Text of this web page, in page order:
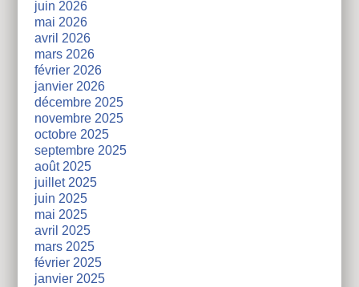
juin 2026
mai 2026
avril 2026
mars 2026
février 2026
janvier 2026
décembre 2025
novembre 2025
octobre 2025
septembre 2025
août 2025
juillet 2025
juin 2025
mai 2025
avril 2025
mars 2025
février 2025
janvier 2025